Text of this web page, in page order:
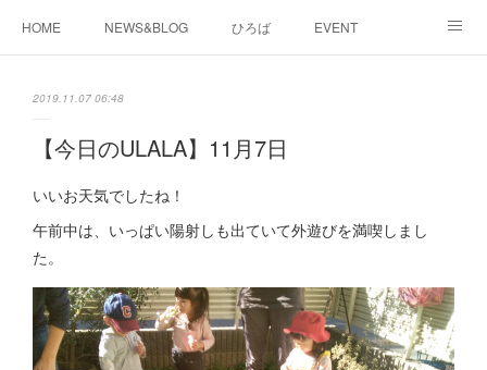
HOME NEWS&BLOG ひろば EVENT
2019.11.07 06:48
【今日のULALA】11月7日
いいお天気でしたね！
午前中は、いっぱい陽射しも出ていて外遊びを満喫しまし
た。